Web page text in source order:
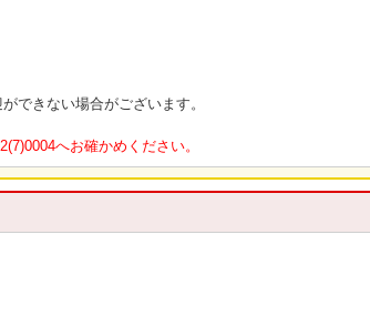
できない場合がございます。
へお確かめください。